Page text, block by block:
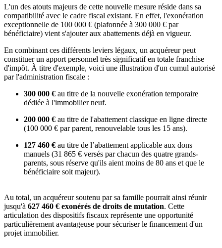
L'un des atouts majeurs de cette nouvelle mesure réside dans sa
compatibilité avec le cadre fiscal existant. En effet, l'exonération
exceptionnelle de 100 000 € (plafonnée à 300 000 € par
bénéficiaire) vient s'ajouter aux abattements déjà en vigueur.
En combinant ces différents leviers légaux, un acquéreur peut
constituer un apport personnel très significatif en totale franchise
d'impôt. À titre d'exemple, voici une illustration d'un cumul autorisé
par l'administration fiscale :
300 000 € au titre de la nouvelle exonération temporaire
dédiée à l'immobilier neuf.
200 000 € au titre de l'abattement classique en ligne directe
(100 000 € par parent, renouvelable tous les 15 ans).
127 460 € au titre de l’abattement applicable aux dons
manuels (31 865 € versés par chacun des quatre grands-
parents, sous réserve qu'ils aient moins de 80 ans et que le
bénéficiaire soit majeur).
Au total, un acquéreur soutenu par sa famille pourrait ainsi réunir
jusqu'à 627 460 € exonérés de droits de mutation. Cette
articulation des dispositifs fiscaux représente une opportunité
particulièrement avantageuse pour sécuriser le financement d'un
projet immobilier.